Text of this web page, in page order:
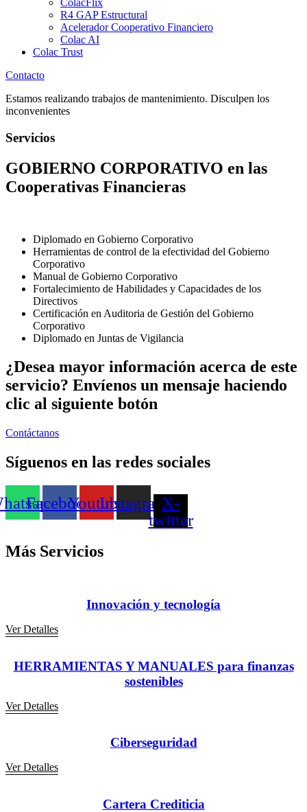
ColacFlix
R4 GAP Estructural
Acelerador Cooperativo Financiero
Colac AI
Colac Trust
Contacto
Estamos realizando trabajos de mantenimiento. Disculpen los
inconvenientes
Servicios
GOBIERNO CORPORATIVO en las
Cooperativas Financieras
Diplomado en Gobierno Corporativo
Herramientas de control de la efectividad del Gobierno
Corporativo
Manual de Gobierno Corporativo
Fortalecimiento de Habilidades y Capacidades de los
Directivos
Certificación en Auditoria de Gestión del Gobierno
Corporativo
Diplomado en Juntas de Vigilancia
¿Desea mayor información acerca de este
servicio? Envíenos un mensaje haciendo
clic al siguiente botón
Contáctanos
Síguenos en las redes sociales
FacebookYoutubeInstagramX-
twitter
Más Servicios
Innovación y tecnología
Ver Detalles
HERRAMIENTAS Y MANUALES para finanzas
sostenibles
Ver Detalles
Ciberseguridad
Ver Detalles
Cartera Crediticia